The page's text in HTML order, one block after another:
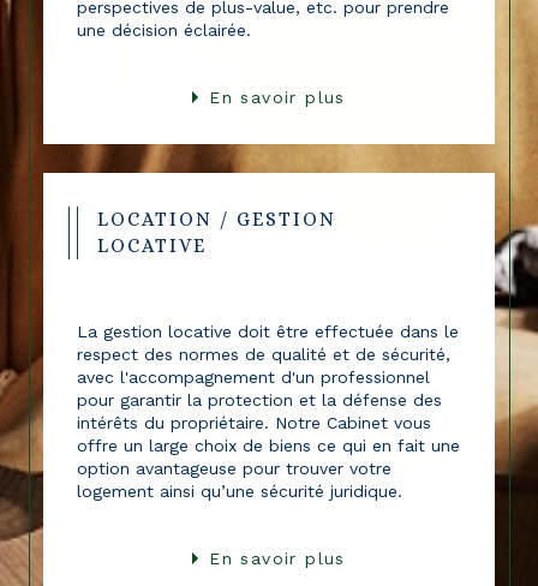
rendement locatif, les avantages fiscaux, les
perspectives de plus-value, etc. pour prendre
LOCATION / GESTION
La gestion locative doit être effectuée dans le
respect des normes de qualité et de sécurité,
avec l'accompagnement d'un professionnel
pour garantir la protection et la défense des
intérêts du propriétaire. Notre Cabinet vous
offre un large choix de biens ce qui en fait une
option avantageuse pour trouver votre